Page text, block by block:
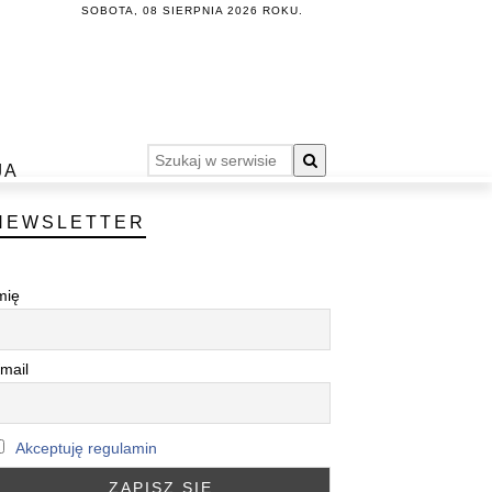
SOBOTA, 08 SIERPNIA 2026 ROKU.
Akceptuję regulamin